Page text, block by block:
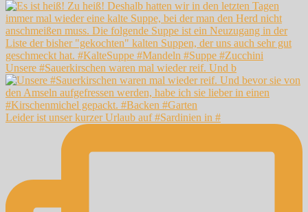
Unsere #Sauerkirschen waren mal wieder reif. Und b
Leider ist unser kurzer Urlaub auf #Sardinien in #